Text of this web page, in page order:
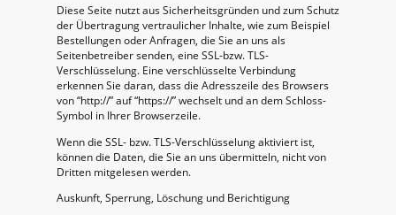
Diese Seite nutzt aus Sicherheitsgründen und zum Schutz
der Übertragung vertraulicher Inhalte, wie zum Beispiel
Bestellungen oder Anfragen, die Sie an uns als
Seitenbetreiber senden, eine SSL-bzw. TLS-
Verschlüsselung. Eine verschlüsselte Verbindung
erkennen Sie daran, dass die Adresszeile des Browsers
von “http://” auf “https://” wechselt und an dem Schloss-
Symbol in Ihrer Browserzeile.
Wenn die SSL- bzw. TLS-Verschlüsselung aktiviert ist,
können die Daten, die Sie an uns übermitteln, nicht von
Dritten mitgelesen werden.
Auskunft, Sperrung, Löschung und Berichtigung